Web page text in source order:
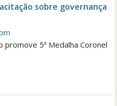
sobre governança
5ª Medalha Coronel